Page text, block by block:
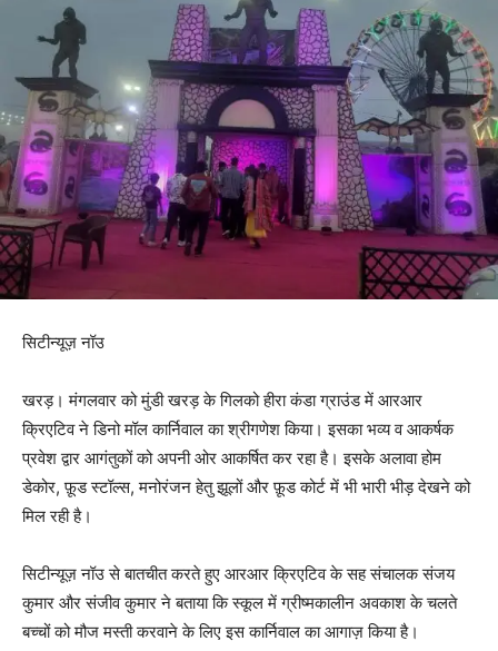
सिटीन्यूज़ नॉउ
खरड़। मंगलवार को मुंडी खरड़ के गिलको हीरा कंडा ग्राउंड में आरआर
क्रिएटिव ने डिनो मॉल कार्निवाल का श्रीगणेश किया। इसका भव्य व आकर्षक
प्रवेश द्वार आगंतुकों को अपनी ओर आकर्षित कर रहा है। इसके अलावा होम
डेकोर, फ़ूड स्टॉल्स, मनोरंजन हेतु झूलों और फ़ूड कोर्ट में भी भारी भीड़ देखने को
मिल रही है।
सिटीन्यूज़ नॉउ से बातचीत करते हुए आरआर क्रिएटिव के सह संचालक संजय
कुमार और संजीव कुमार ने बताया कि स्कूल में ग्रीष्मकालीन अवकाश के चलते
बच्चों को मौज मस्ती करवाने के लिए इस कार्निवाल का आगाज़ किया है।